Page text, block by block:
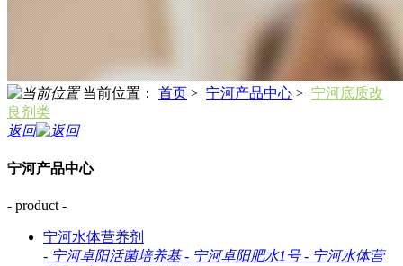
当前位置： 首页 > 宁河产品中心 > 宁河底质改
良剂类
返回
宁河产品中心
- product -
宁河水体营养剂
- 宁河卓阳活菌培养基 - 宁河卓阳肥水1号 - 宁河水体营